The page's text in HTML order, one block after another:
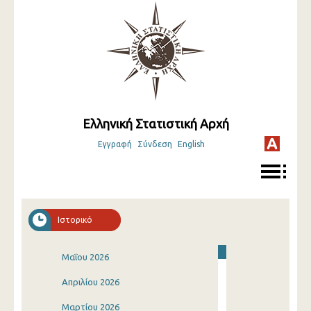
Ελληνική Στατιστική Αρχή
Εγγραφή Σύνδεση English
Ιστορικό
Μαΐου 2026
Απριλίου 2026
Μαρτίου 2026